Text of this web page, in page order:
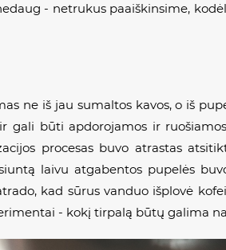
- netrukus paaiškinsime,
ne iš jau sumaltos kavos, o iš
gali būti apdorojamos ir
procesas buvo atrastas
laivu atgabentos pupelės
kad sūrus vanduo išplovė
- kokį tirpalą būtų galima